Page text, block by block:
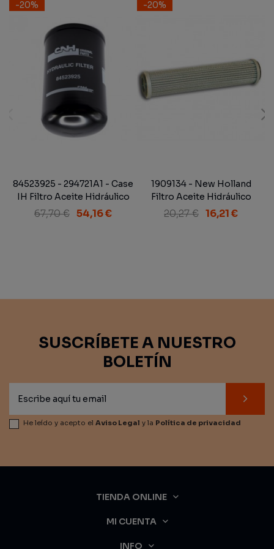
-20%
84523925 - 294721A1 - Case
IH Filtro Aceite Hidráulico
67,70 € 54,16 €
-20%
1909134 - New Holland
Filtro Aceite Hidráulico
20,27 € 16,21 €
SUSCRÍBETE A NUESTRO
BOLETÍN
He leído y acepto el Aviso Legal y la Política de privacidad
TIENDA ONLINE
MI CUENTA
INFO